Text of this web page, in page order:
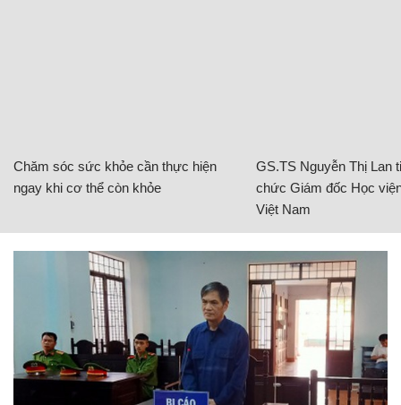
Chăm sóc sức khỏe cần thực hiện
ngay khi cơ thể còn khỏe
GS.TS Nguyễn Thị Lan
chức Giám đốc Học
Việt Nam